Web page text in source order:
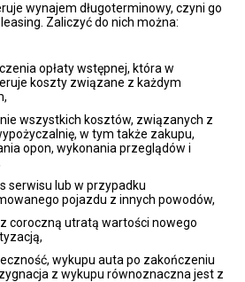
wynajem długoterminowy, czyni go
Zaliczyć do nich można:
opłaty wstępnej, która w
koszty związane z każdym
wszystkich kosztów, związanych z
w tym także zakupu,
opon, wykonania przeglądów i
serwisu lub w przypadku
pojazdu z innych powodów,
coroczną utratą wartości nowego
wykupu auta po zakończeniu
z wykupu równoznaczna jest z